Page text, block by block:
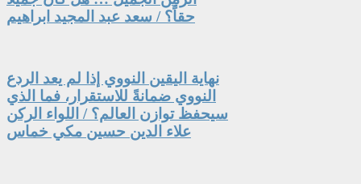
حقاً؟ / سعد عبد المجيد ابراهيم
نهاية اليقين النووي إذا لم يعد الردع
النووي ضمانةً للاستقرار، فما الذي
سيحفظ توازن العالم؟ / اللواء الركن
علاء الدين حسين مكي خماس